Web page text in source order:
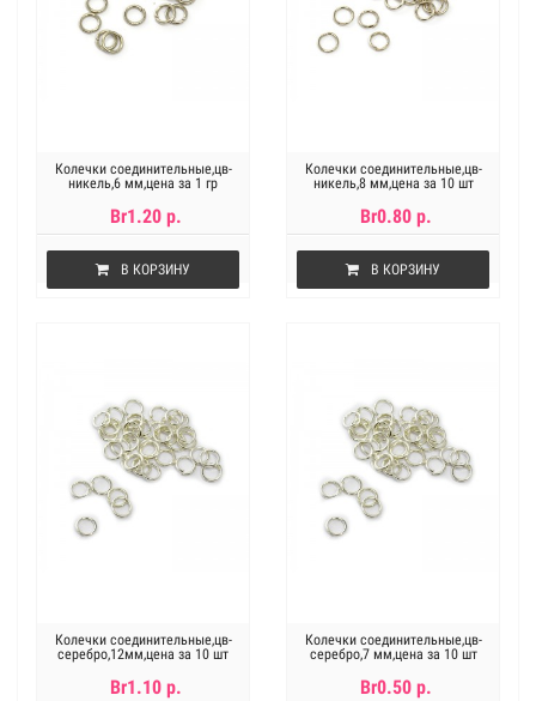
Колечки соединительные,цв-
никель,6 мм,цена за 1 гр
Br1.20 р.
В КОРЗИНУ
Колечки соединительные,цв-
никель,8 мм,цена за 10 шт
Br0.80 р.
В КОРЗИНУ
Колечки соединительные,цв-
серебро,12мм,цена за 10 шт
Br1.10 р.
Колечки соединительные,цв-
серебро,7 мм,цена за 10 шт
Br0.50 р.